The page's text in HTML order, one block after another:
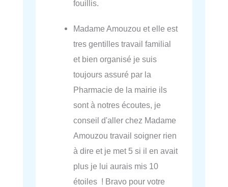
fouillis.
Madame Amouzou et elle est
tres gentilles travail familial
et bien organisé je suis
toujours assuré par la
Pharmacie de la mairie ils
sont à notres écoutes, je
conseil d'aller chez Madame
Amouzou travail soigner rien
à dire et je met 5 si il en avait
plus je lui aurais mis 10
étoiles ! Bravo pour votre